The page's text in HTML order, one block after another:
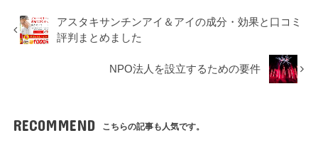
アスタキサンチンアイ＆アイの成分・効果と口コミ
評判まとめました
NPO法人を設立するための要件
RECOMMEND こちらの記事も人気です。